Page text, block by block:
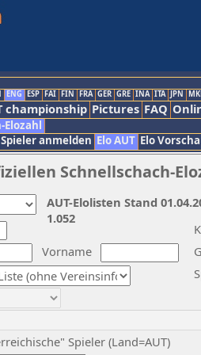
ENG ESP FAI FIN FRA GER GRE INA ITA JPN
championship Pictures FAQ
Elozahl
Spieler anmelden Elo AUT Elo
Schnellschach-
Vorname
Spieler (Land=AUT)
AUT-Elolisten Stand
1.052